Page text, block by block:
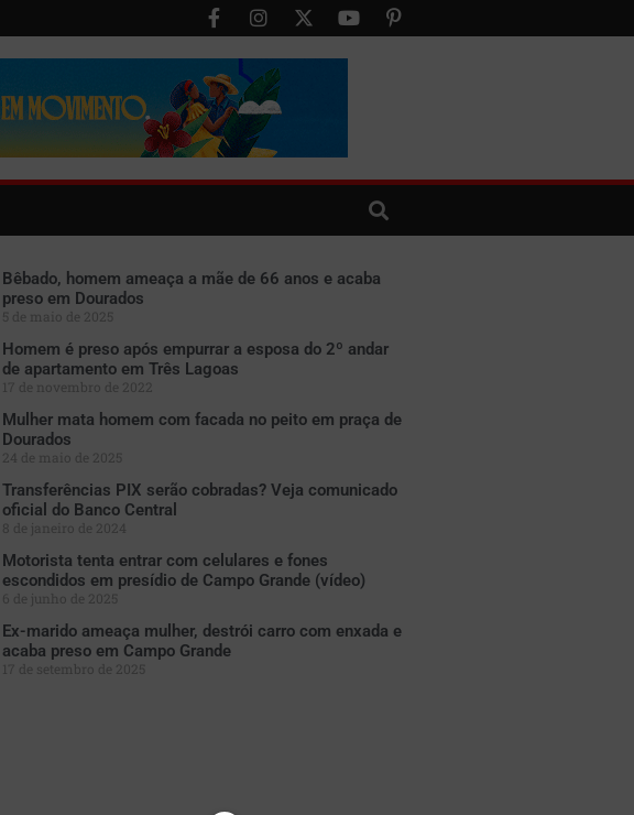
Bêbado, homem ameaça a mãe de 66 anos e acaba
preso em Dourados
5 de maio de 2025
Homem é preso após empurrar a esposa do 2º andar
de apartamento em Três Lagoas
17 de novembro de 2022
Mulher mata homem com facada no peito em praça de
Dourados
24 de maio de 2025
Transferências PIX serão cobradas? Veja comunicado
oficial do Banco Central
8 de janeiro de 2024
Motorista tenta entrar com celulares e fones
escondidos em presídio de Campo Grande (vídeo)
6 de junho de 2025
Ex-marido ameaça mulher, destrói carro com enxada e
acaba preso em Campo Grande
17 de setembro de 2025